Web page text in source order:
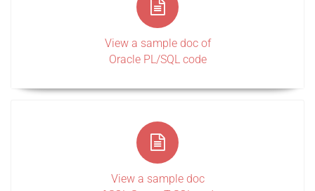
View a sample doc of
Oracle PL/SQL code
View a sample doc